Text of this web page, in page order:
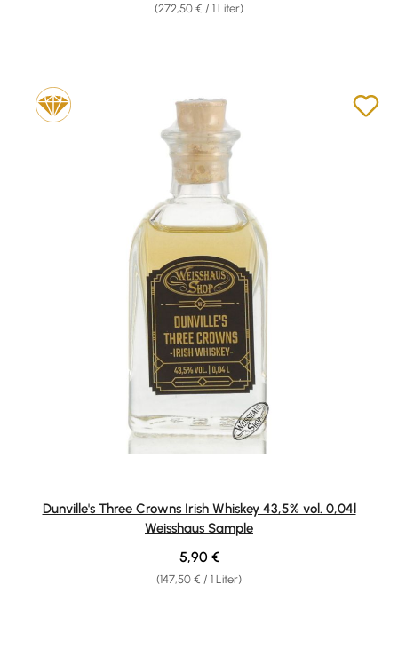
(272,50 € / 1 Liter)
Dunville's Three Crowns Irish Whiskey 43,5% vol. 0,04l
Weisshaus Sample
(147,50 € / 1 Liter)
Regulärer Preis:
5,90 €